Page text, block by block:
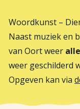
Woordkunst –
Naast muziek en
van Oort weer
weer geschilderd
Opgeven kan via